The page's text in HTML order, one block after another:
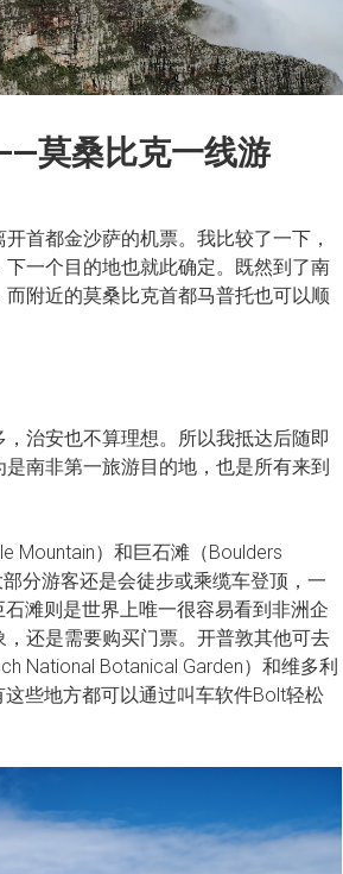
莫桑比克一线游
首都金沙萨的机票。我比较了一下，
一个目的地也就此确定。既然到了南
附近的莫桑比克首都马普托也可以顺
治安也不算理想。所以我抵达后随即
南非第一旅游目的地，也是所有来到
Mountain）和巨石滩（Boulders
分游客还是会徒步或乘缆车登顶，一
石滩则是世界上唯一很容易看到非洲企
还是需要购买门票。开普敦其他可去
National Botanical Garden）和维多利
些地方都可以通过叫车软件Bolt轻松